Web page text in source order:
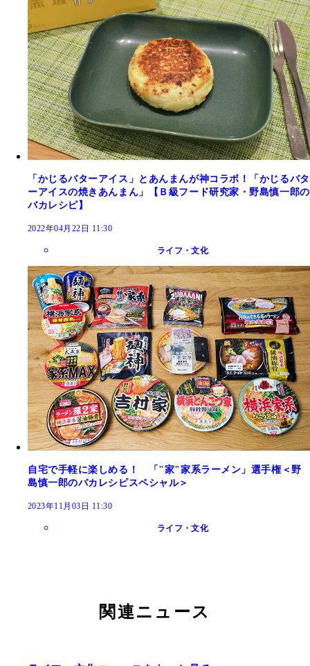
「かじるバターアイス」とあんまんが神コラボ！「かじるバタ
ーアイスの焼きあんまん」【Ｂ級フード研究家・野島慎一郎の
バカレシピ】
2022年04月22日 11:30
ライフ・文化
自宅で手軽に楽しめる！ 「"家"家系ラーメン」選手権＜野
島慎一郎のバカレシピスペシャル＞
2023年11月03日 11:30
ライフ・文化
関連ニュース